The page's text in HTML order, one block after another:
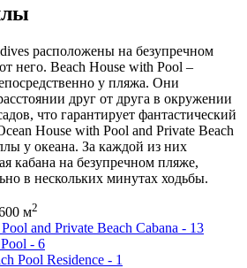
расположены на безупречном
него. Beach House with Pool –
у пляжа. Они
друг от друга в окружении
что гарантирует фантастический
House with Pool and Private Beach
у океана. За каждой из них
кабана на безупречном пляже,
в нескольких минутах ходьбы.
м2
and Private Beach Cabana - 13
- 6
Pool Residence - 1